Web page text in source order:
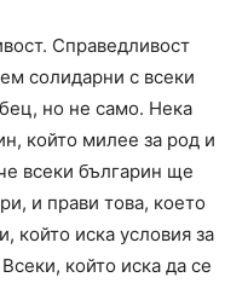
Справедливост
солидарни с всеки
но не само. Нека
който милее за род и
всеки българин ще
и прави това, което
който иска условия за
който иска да се